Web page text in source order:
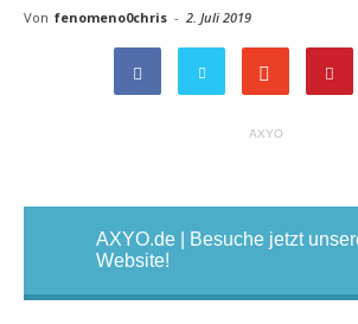
Von fenomeno0chris - 2. Juli 2019
AXYO
AXYO.de | Besuche jetzt
Website!